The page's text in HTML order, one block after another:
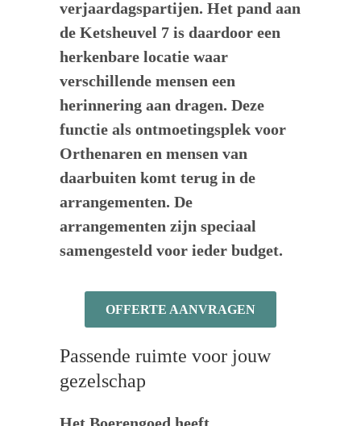
verjaardagspartijen. Het pand aan
de Ketsheuvel 7 is daardoor een
herkenbare locatie waar
verschillende mensen een
herinnering aan dragen. Deze
functie als ontmoetingsplek voor
Orthenaren en mensen van
daarbuiten komt terug in de
arrangementen. De
arrangementen zijn speciaal
samengesteld voor ieder budget.
OFFERTE AANVRAGEN
Passende ruimte voor jouw
gezelschap